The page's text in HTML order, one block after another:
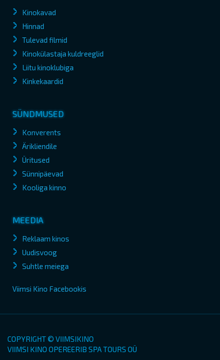
Kinokavad
Hinnad
Tulevad filmid
Kinokülastaja kuldreeglid
Liitu kinoklubiga
Kinkekaardid
SÜNDMUSED
Konverents
Ärikliendile
Üritused
Sünnipäevad
Kooliga kinno
MEEDIA
Reklaam kinos
Uudisvoog
Suhtle meiega
Viimsi Kino Facebookis
COPYRIGHT © VIIMSIKINO
VIIMSI KINO OPEREERIB SPA TOURS OÜ